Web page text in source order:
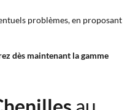
problèmes, en proposant
dès maintenant la gamme